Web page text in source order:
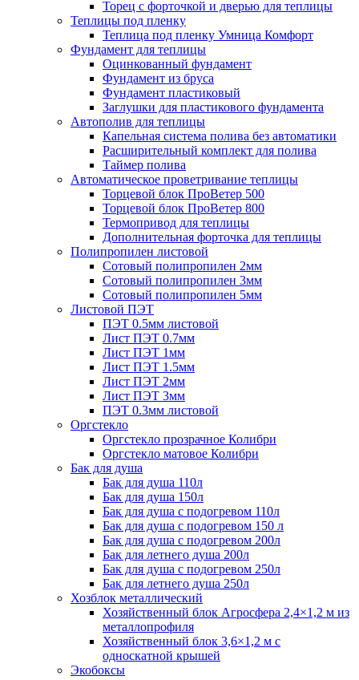
Торец с форточкой и дверью для теплицы
Теплицы под пленку
Теплица под пленку Умница Комфорт
Фундамент для теплицы
Оцинкованный фундамент
Фундамент из бруса
Фундамент пластиковый
Заглушки для пластикового фундамента
Автополив для теплицы
Капельная система полива без автоматики
Расширительный комплект для полива
Таймер полива
Автоматическое проветривание теплицы
Торцевой блок ПроВетер 500
Торцевой блок ПроВетер 800
Термопривод для теплицы
Дополнительная форточка для теплицы
Полипропилен листовой
Сотовый полипропилен 2мм
Сотовый полипропилен 3мм
Сотовый полипропилен 5мм
Листовой ПЭТ
ПЭТ 0.5мм листовой
Лист ПЭТ 0.7мм
Лист ПЭТ 1мм
Лист ПЭТ 1.5мм
Лист ПЭТ 2мм
Лист ПЭТ 3мм
ПЭТ 0.3мм листовой
Оргстекло
Оргстекло прозрачное Колибри
Оргстекло матовое Колибри
Бак для душа
Бак для душа 110л
Бак для душа 150л
Бак для душа с подогревом 110л
Бак для душа с подогревом 150 л
Бак для душа с подогревом 200л
Бак для летнего душа 200л
Бак для душа с подогревом 250л
Бак для летнего душа 250л
Хозблок металлический
Хозяйственный блок Агросфера 2,4×1,2 м из
металлопрофиля
Хозяйственный блок 3,6×1,2 м с
односкатной крышей
Экобоксы